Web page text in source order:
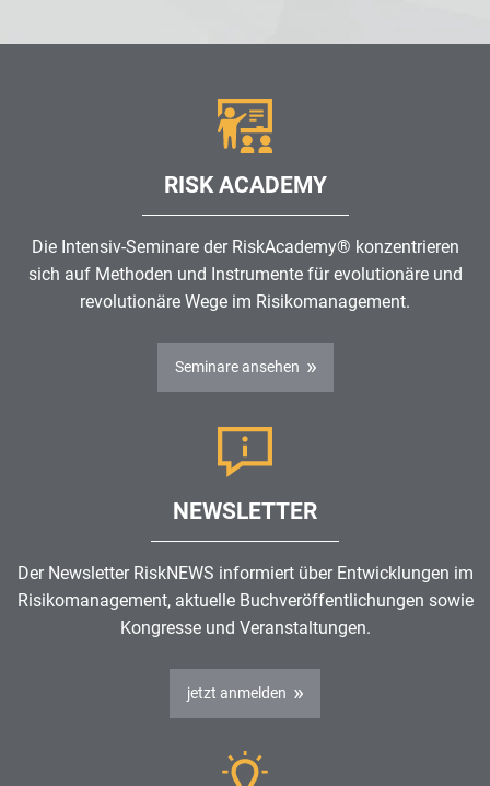
RISK ACADEMY
Die Intensiv-Seminare der RiskAcademy® konzentrieren
sich auf Methoden und Instrumente für evolutionäre und
revolutionäre Wege im Risikomanagement.
Seminare ansehen
NEWSLETTER
Der Newsletter RiskNEWS informiert über Entwicklungen im
Risikomanagement, aktuelle Buchveröffentlichungen sowie
Kongresse und Veranstaltungen.
jetzt anmelden